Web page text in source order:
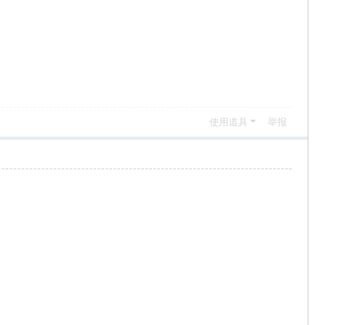
使用道具 举报